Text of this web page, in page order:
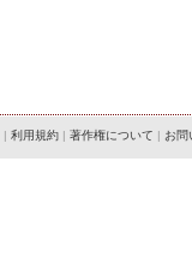
| 利用規約 | 著作権について | お問